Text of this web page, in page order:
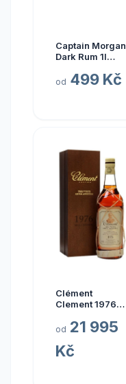
Captain Morgan
Dark Rum 1l
od 499 Kč
Clément
Clement 1976
od 21 995
Kč